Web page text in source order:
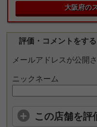
大阪府の
評価・コメントをする
メールアドレスが公開
ニックネーム
この店舗を評